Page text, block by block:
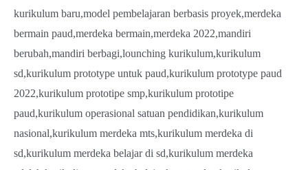
kurikulum baru,model pembelajaran berbasis proyek,merdeka
bermain paud,merdeka bermain,merdeka 2022,mandiri
berubah,mandiri berbagi,lounching kurikulum,kurikulum
sd,kurikulum prototype untuk paud,kurikulum prototype paud
2022,kurikulum prototipe smp,kurikulum prototipe
paud,kurikulum operasional satuan pendidikan,kurikulum
nasional,kurikulum merdeka mts,kurikulum merdeka di
sd,kurikulum merdeka belajar di sd,kurikulum merdeka